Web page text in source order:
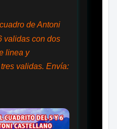
de Antoni
validas con dos
linea y
validas. Envía: